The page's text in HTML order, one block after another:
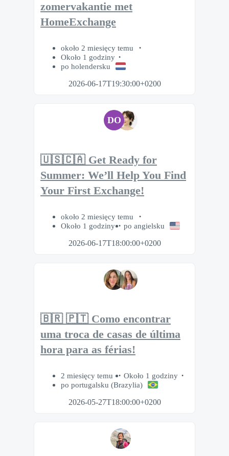
zomervakantie met
HomeExchange
około 2 miesięcy temu
Około 1 godziny
po holendersku
2026-06-17T19:30:00+0200
DO
🇺🇸🇨🇦 Get Ready for
Summer: We’ll Help You Find
Your First Exchange!
około 2 miesięcy temu
Około 1 godziny
po angielsku
2026-06-17T18:00:00+0200
🇧🇷 🇵🇹 Como encontrar
uma troca de casas de última
hora para as férias!
2 miesięcy temu
Około 1 godziny
po portugalsku (Brazylia)
2026-05-27T18:00:00+0200